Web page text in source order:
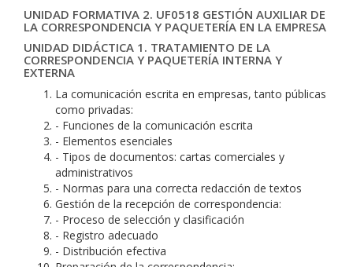
UNIDAD FORMATIVA 2. UF0518 GESTIÓN AUXILIAR DE
LA CORRESPONDENCIA Y PAQUETERÍA EN LA EMPRESA
UNIDAD DIDÁCTICA 1. TRATAMIENTO DE LA
CORRESPONDENCIA Y PAQUETERÍA INTERNA Y
EXTERNA
La comunicación escrita en empresas, tanto públicas
como privadas:
- Funciones de la comunicación escrita
- Elementos esenciales
- Tipos de documentos: cartas comerciales y
administrativos
- Normas para una correcta redacción de textos
Gestión de la recepción de correspondencia:
- Proceso de selección y clasificación
- Registro adecuado
- Distribución efectiva